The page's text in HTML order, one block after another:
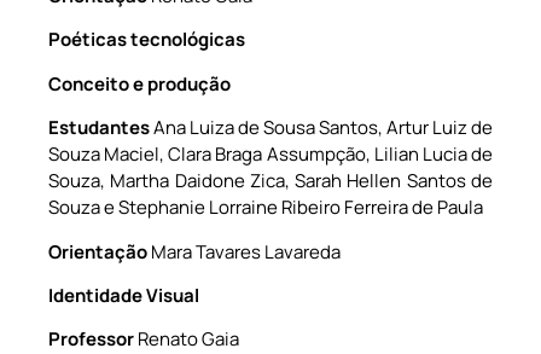
Poéticas tecnológicas
Conceito e produção
EstudantesAna Luiza de Sousa Santos, Artur Luiz de
Souza Maciel, Clara Braga Assumpção, Lilian Lucia de
Souza, Martha Daidone Zica, Sarah Hellen Santos de
Souza e Stephanie Lorraine Ribeiro Ferreira de Paula
OrientaçãoMara Tavares Lavareda
Identidade Visual
ProfessorRenato Gaia